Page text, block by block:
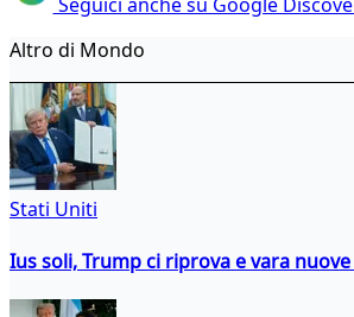
Altro di Mondo
Stati Uniti
Ius soli, Trump ci riprova e vara